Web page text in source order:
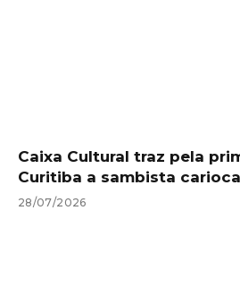
Caixa Cultural traz pela
Curitiba a sambista
28/07/2026